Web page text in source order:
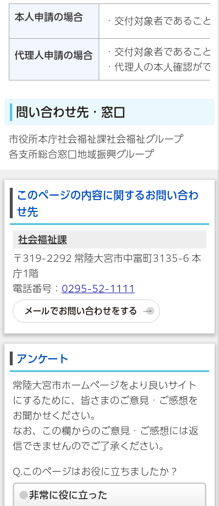
本人申請の場合 ・交付対象者であること
代理人申請の場合
・交付対象者であること
・代理人の本人確認がで
問い合わせ先・窓口
市役所本庁社会福祉課社会福祉グループ
各支所総合窓口地域振興グループ
このページの内容に関するお問い合わ
せ先
社会福祉課
〒319-2292 常陸大宮市中富町3135-6 本
庁1階
電話番号： 0295-52-1111
メールでお問い合わせをする
アンケート
常陸大宮市ホームページをより良いサイト
にするために、皆さまのご意見・ご感想を
お聞かせください。
なお、この欄からのご意見・ご感想には返
信できませんのでご了承ください。
Q.このページはお役に立ちましたか？
非常に役に立った